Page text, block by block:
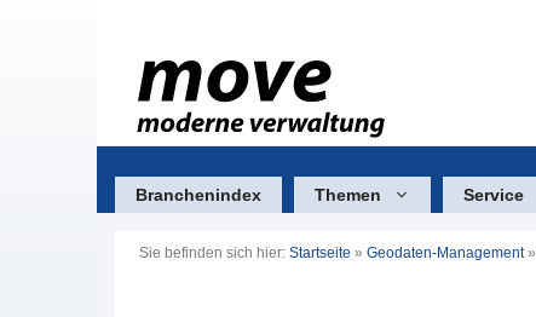
Branchenindex Themen Service
Sie befinden sich hier: Startseite » Geodaten-Management»